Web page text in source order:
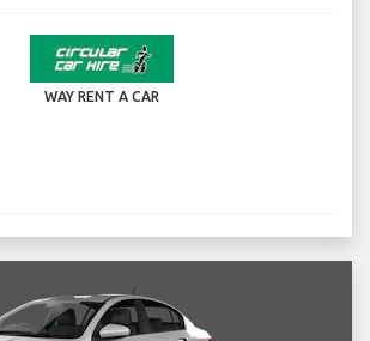
WAY RENT A CAR